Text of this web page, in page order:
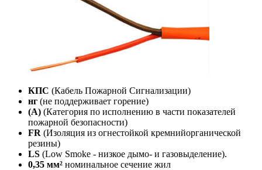
КПС (Кабель Пожарной Сигнализации)
нг (не поддерживает горение)
(А) (Категория по исполнению в части показателей
пожарной безопасности)
FR (Изоляция из огнестойкой кремнийорганической
резины)
LS (Low Smoke - низкое дымо- и газовыделение).
0,35 мм² номинальное сечение жил